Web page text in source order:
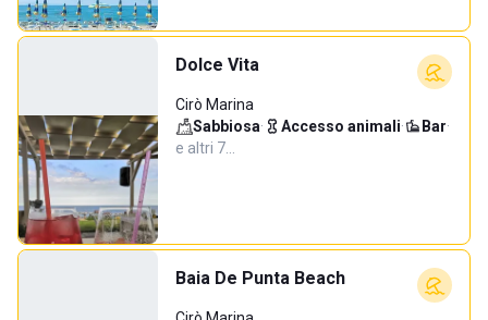
Dolce Vita
Cirò Marina
Sabbiosa· Accesso animali· Bar·
e altri 7…
Baia De Punta Beach